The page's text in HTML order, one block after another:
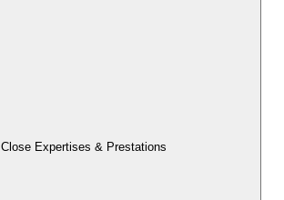
Close Expertises & Prestations